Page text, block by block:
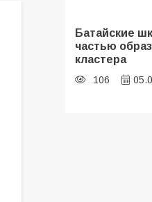
Батайские
частью
кластера
106